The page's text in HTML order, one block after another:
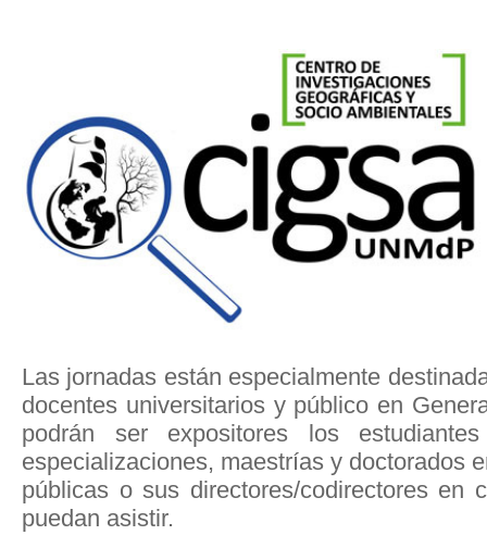
Las jornadas están especialmente
docentes universitarios y público en
podrán ser expositores los
especializaciones, maestrías y doctorados
públicas o sus directores/codirectores en
puedan asistir.